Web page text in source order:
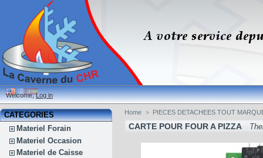
Welcome,Log in
CATEGORIES
Materiel Forain
Materiel Occasion
Materiel de Caisse
Home > PIECES DETACHEES TOUT
CARTE POUR FOUR A PIZZA